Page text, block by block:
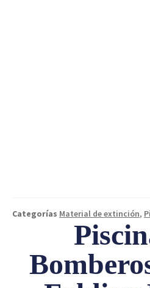
Categorías Material de extinción,